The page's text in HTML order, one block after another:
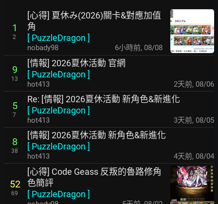
1
2
[心得] 夏休み(2026)關卡&對應加值
角
[ PuzzleDragon ]
nobady98 6小時前, 08/08
9
13
[情報] 2026夏休活動 官網
[ PuzzleDragon ]
hot413 2天前, 08/06
5
7
Re: [情報] 2026夏休活動 新角色&新進化
[ PuzzleDragon ]
hot413 3天前, 08/05
8
38
[情報] 2026夏休活動 新角色&新進化
[ PuzzleDragon ]
hot413 4天前, 08/04
52
69
[心得] Code Geass 反叛的魯路修角
色簡評
[ PuzzleDragon ]